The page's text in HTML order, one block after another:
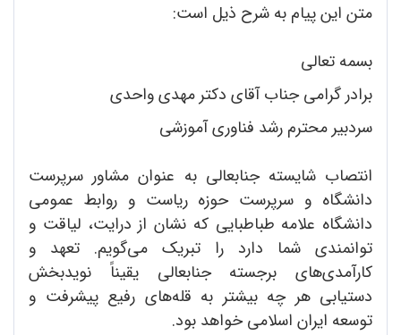
متن این پیام به شرح ذیل است:
بسمه تعالی
برادر گرامی جناب آقای دکتر مهدی واحدی
سردبیر محترم رشد فناوری آموزشی
انتصاب شایسته جنابعالی به عنوان مشاور سرپرست
دانشگاه و سرپرست حوزه ریاست و روابط عمومی
دانشگاه علامه طباطبایی که نشان از درایت، لیاقت و
توانمندی شما دارد را تبریک می‌گویم. تعهد و
کارآمدی‌های برجسته جنابعالی یقیناً نویدبخش
دستیابی هر چه بیشتر به قله‌های رفیع پیشرفت و
توسعه ایران اسلامی خواهد بود.